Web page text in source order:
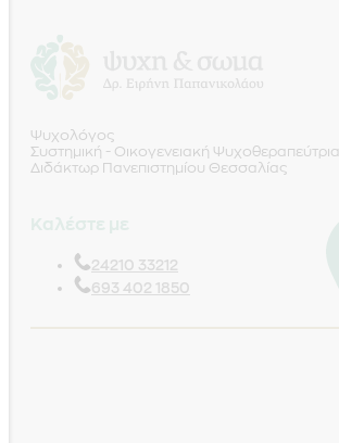
Ψυχολόγος
Συστημική - Οικογενειακή Ψυχοθεραπεύτρια
Διδάκτωρ Πανεπιστημίου Θεσσαλίας
24210 33212
693 402 1850